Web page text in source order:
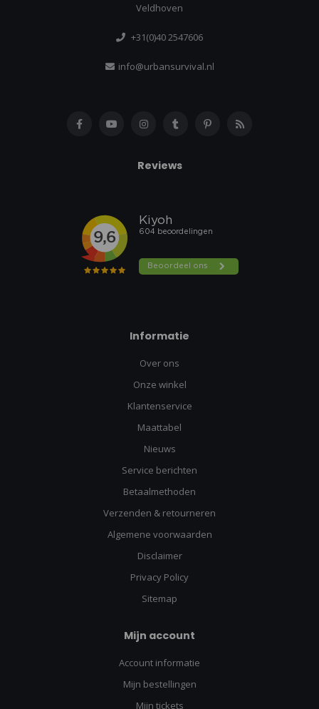
Veldhoven
+31(0)40 2547606
info@urbansurvival.nl
Reviews
Informatie
Over ons
Onze winkel
Klantenservice
Maattabel
Nieuws
Service berichten
Betaalmethoden
Verzenden & retourneren
Algemene voorwaarden
Disclaimer
Privacy Policy
Sitemap
Mijn account
Account informatie
Mijn bestellingen
Mijn tickets